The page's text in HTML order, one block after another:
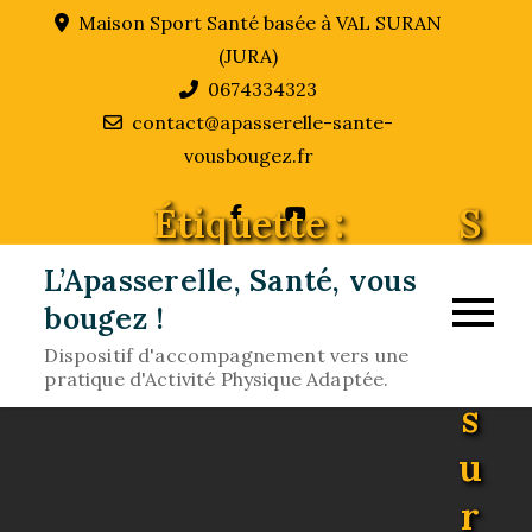
Maison Sport Santé basée à VAL SURAN
(JURA)
0674334323
contact@apasserelle-sante-
vousbougez.fr
L’Apasserelle, Santé, vous
bougez !
Dispositif d'accompagnement vers une
pratique d'Activité Physique Adaptée.
Étiquette :
S
o
s
u
r